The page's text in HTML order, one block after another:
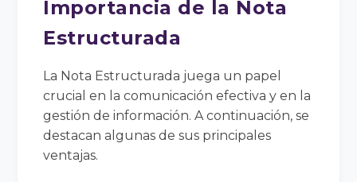
Importancia de la Nota
Estructurada
La Nota Estructurada juega un papel
crucial en la comunicación efectiva y en la
gestión de información. A continuación, se
destacan algunas de sus principales
ventajas.